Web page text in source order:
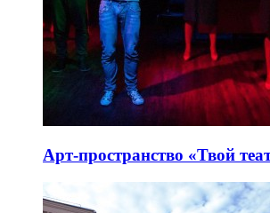
Арт-пространство «Твой